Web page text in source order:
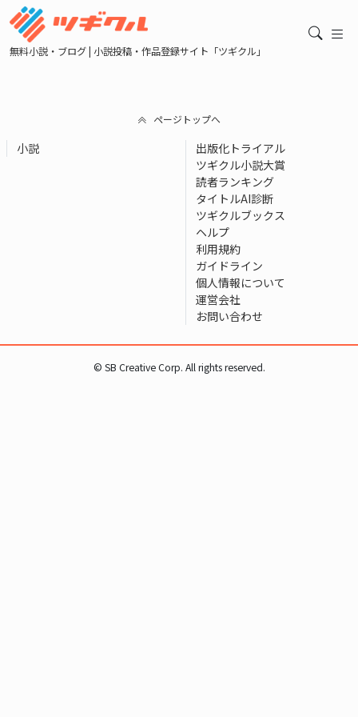
無料小説・ブログ | 小説投稿・作品登録サイト「ツギクル」
ページトップへ
小説
出版化トライアル
ツギクル小説大賞
読者ランキング
タイトルAI診断
ツギクルブックス
ヘルプ
利用規約
ガイドライン
個人情報について
運営会社
お問い合わせ
© SB Creative Corp. All rights reserved.